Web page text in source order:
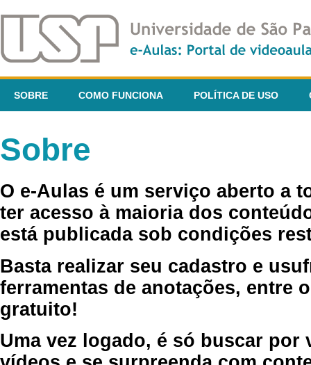
SOBRE COMO FUNCIONA POLÍTICA DE USO
Sobre
O e-Aulas é um serviço aberto a
ter acesso à maioria dos
está publicada sob condições
Basta realizar seu cadastro e
ferramentas de anotações, entre
gratuito!
Uma vez logado, é só buscar por